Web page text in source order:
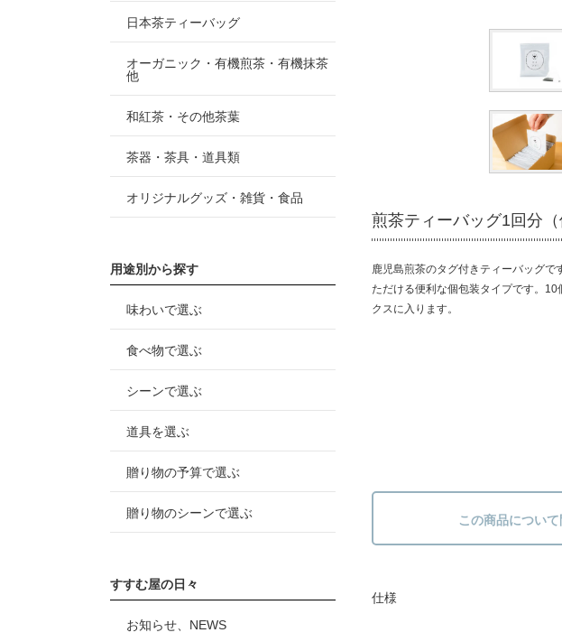
煎茶ティーバッグ1回分（
鹿児島煎茶のタグ付きティーバッグ
ただける便利な個包装タイプです。
クスに入ります。
この商品につい
仕様
日本茶ティーバッグ
オーガニック・有機煎茶・有機抹茶
他
和紅茶・その他茶葉
茶器・茶具・道具類
オリジナルグッズ・雑貨・食品
用途別から探す
味わいで選ぶ
食べ物で選ぶ
シーンで選ぶ
道具を選ぶ
贈り物の予算で選ぶ
贈り物のシーンで選ぶ
すすむ屋の日々
お知らせ、NEWS